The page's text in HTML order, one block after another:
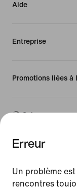
Update your
Erreur
Un problème
rencontres
Aide
Entreprise
Promotions liées à
Suisse
Conditions
Conditions